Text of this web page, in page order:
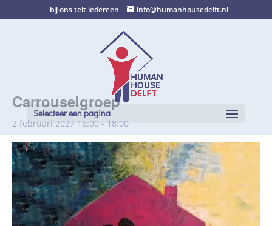
bij ons telt iedereen info@humanhousedelft.nl
Selecteer een pagina
Carrouselgroep
2 februari 2027 16:00 - 18:00